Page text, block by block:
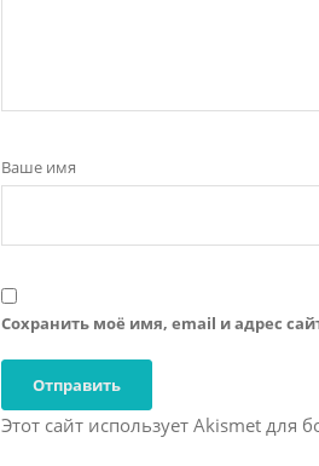
Ваше имя
Сохранить моё имя, email и адрес
Этот сайт использует Akismet для